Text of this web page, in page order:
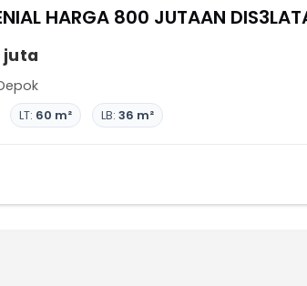
HARGA 800 JUTAAN
juta
LT: 60 m² LB: 36 m²